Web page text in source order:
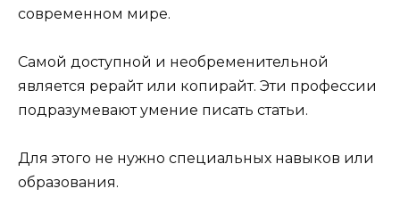
современном мире.
Самой доступной и необременительной
является рерайт или копирайт. Эти профессии
подразумевают умение писать статьи.
Для этого не нужно специальных навыков или
образования.